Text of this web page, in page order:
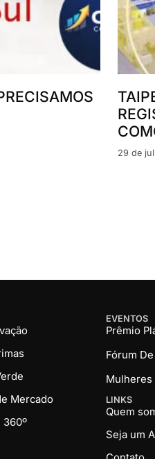
29 de
Mercado
360º
EVENTOS
Prêmio
Fórum
Mulheres
LINKS
Quem
Seja um